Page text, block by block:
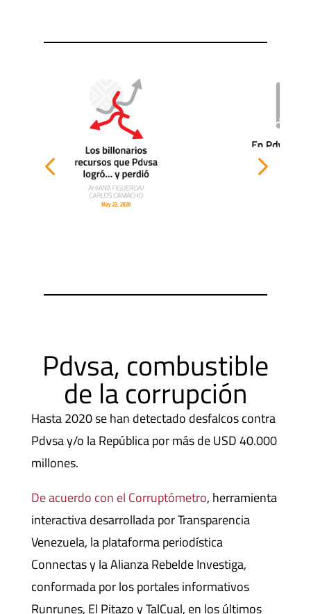
Pdvsa, combustible
de la corrupción
Hasta 2020 se han detectado desfalcos contra
Pdvsa y/o la República por más de USD 40.000
millones.
De acuerdo con el Corruptómetro, herramienta
interactiva desarrollada por Transparencia
Venezuela, la plataforma periodística
Connectas y la Alianza Rebelde Investiga,
conformada por los portales informativos
Runrunes, El Pitazo y TalCual, en los últimos